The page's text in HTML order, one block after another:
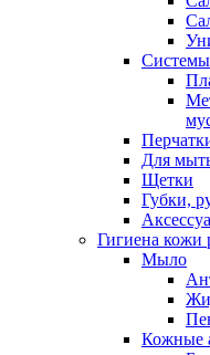
Системы
Для
Щетки
Губки,
Гигиена кожи
Мыло
Кожные